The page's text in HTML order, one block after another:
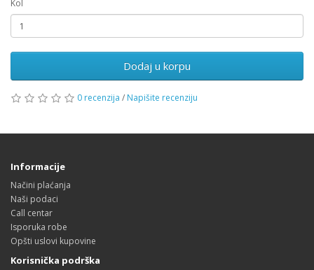
Kol
Dodaj u korpu
0 recenzija / Napišite recenziju
Informacije
Načini plaćanja
Naši podaci
Call centar
Isporuka robe
Opšti uslovi kupovine
Korisnička podrška